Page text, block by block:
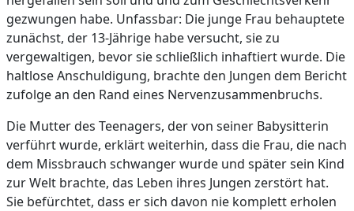
gezwungen habe. Unfassbar: Die junge Frau behauptete
zunächst, der 13-Jährige habe versucht, sie zu
vergewaltigen, bevor sie schließlich inhaftiert wurde. Die
haltlose Anschuldigung, brachte den Jungen dem Bericht
zufolge an den Rand eines Nervenzusammenbruchs.
Die Mutter des Teenagers, der von seiner Babysitterin
verführt wurde, erklärt weiterhin, dass die Frau, die nach
dem Missbrauch schwanger wurde und später sein Kind
zur Welt brachte, das Leben ihres Jungen zerstört hat.
Sie befürchtet, dass er sich davon nie komplett erholen